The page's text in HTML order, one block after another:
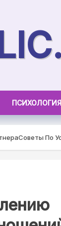
Советы По